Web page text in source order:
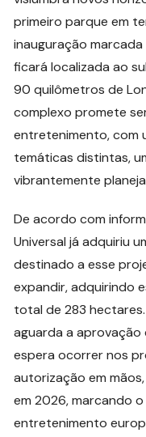
primeiro parque em
inauguração
ficará localizada ao
90 quilômetros de
complexo promete
entretenimento, com
temáticas distintas,
vibrantemente
De acordo com
Universal já adquiriu
destinado a esse
expandir, adquirindo
total de 283
aguarda a
espera ocorrer nos
autorização em
em 2026, marcando
entretenimento